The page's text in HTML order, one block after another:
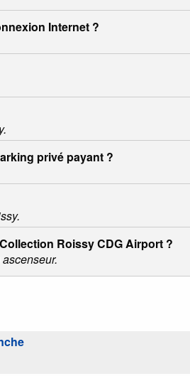
Internet ?
privé payant ?
Roissy CDG Airport ?